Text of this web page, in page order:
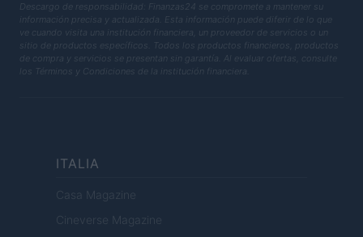
Descargo de responsabilidad: Finanzas24 se compromete a mantener su
información precisa y actualizada. Esta información puede diferir de lo que
ve cuando visita una institución financiera, un proveedor de servicios o un
sitio de productos específicos. Todos los productos financieros, productos
de compra y servicios se presentan sin garantía. Al evaluar ofertas, consulte
los Términos y Condiciones de la institución financiera.
ITALIA
Casa Magazine
Cineverse Magazine